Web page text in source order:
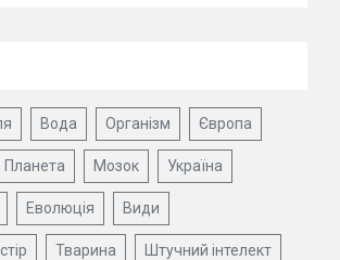
Вода Організм Європа
Планета Мозок Україна
Еволюція Види
Тварина Штучний інтелект